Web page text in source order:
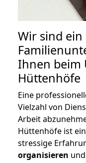
Wir sind ein
Ihnen beim
Hüttenhöfe
Eine
Vielzahl von
Arbeit
Hüttenhöfe ist
stressige
organisieren